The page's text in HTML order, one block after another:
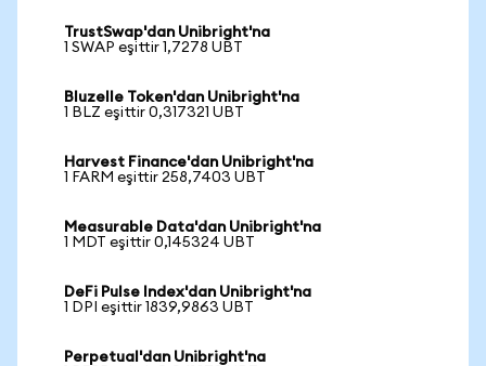
TrustSwap'dan Unibright'na
1 SWAP eşittir 1,7278 UBT
Bluzelle Token'dan Unibright'na
1 BLZ eşittir 0,317321 UBT
Harvest Finance'dan Unibright'na
1 FARM eşittir 258,7403 UBT
Measurable Data'dan Unibright'na
1 MDT eşittir 0,145324 UBT
DeFi Pulse Index'dan Unibright'na
1 DPI eşittir 1839,9863 UBT
Perpetual'dan Unibright'na